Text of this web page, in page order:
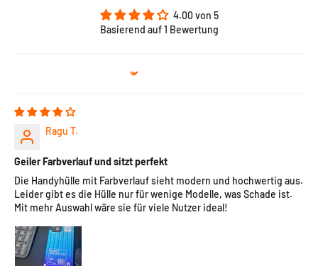
4.00 von 5
Basierend auf 1 Bewertung
Ragu T.
Geiler Farbverlauf und sitzt perfekt
Die Handyhülle mit Farbverlauf sieht modern und hochwertig aus.
Leider gibt es die Hülle nur für wenige Modelle, was Schade ist.
Mit mehr Auswahl wäre sie für viele Nutzer ideal!